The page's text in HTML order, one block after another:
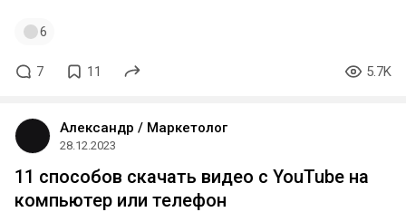
6
7 11 5.7K
Александр / Маркетолог
28.12.2023
11 способов скачать видео с YouTube на
компьютер или телефон